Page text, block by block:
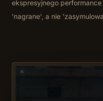
ekspresyjnego
'nagrane', a nie